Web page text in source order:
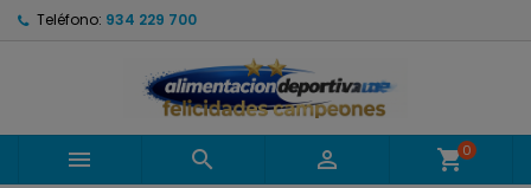
Teléfono: 934 229 700
   shopping_cart0